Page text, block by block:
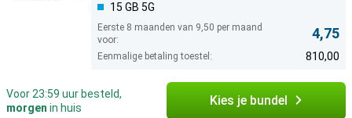
15 GB 5G
Eerste 8 maanden van 9,50 per maand
voor:
4,75
Eenmalige betaling toestel: 810,00
Voor 23:59 uur besteld,
morgen in huis Kies je bundel